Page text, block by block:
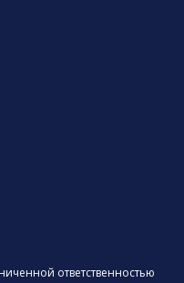
ответственностью